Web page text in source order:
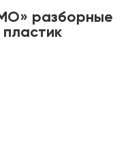
разборные